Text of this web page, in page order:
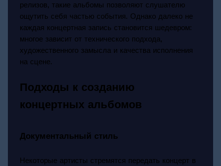
релизов, такие альбомы позволяют слушателю
ощутить себя частью события. Однако далеко не
каждая концертная запись становится шедевром:
многое зависит от технического подхода,
художественного замысла и качества исполнения
на сцене.
Подходы к созданию
концертных альбомов
Документальный стиль
Некоторые артисты стремятся передать концерт в